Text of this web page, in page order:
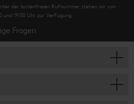
der kostenfreien Rufnummer stehen wir von
und 19:00 Uhr zur Verfügung.
Fragen